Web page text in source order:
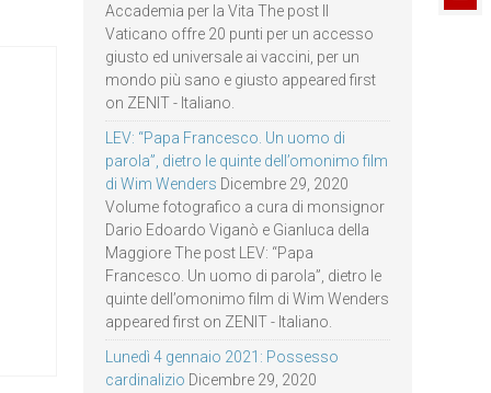
Accademia per la Vita The post Il
Vaticano offre 20 punti per un accesso
giusto ed universale ai vaccini, per un
mondo più sano e giusto appeared first
on ZENIT - Italiano.
LEV: “Papa Francesco. Un uomo di
parola”, dietro le quinte dell’omonimo film
di Wim Wenders Dicembre 29, 2020
Volume fotografico a cura di monsignor
Dario Edoardo Viganò e Gianluca della
Maggiore The post LEV: “Papa
Francesco. Un uomo di parola”, dietro le
quinte dell’omonimo film di Wim Wenders
appeared first on ZENIT - Italiano.
Lunedì 4 gennaio 2021: Possesso
cardinalizio Dicembre 29, 2020